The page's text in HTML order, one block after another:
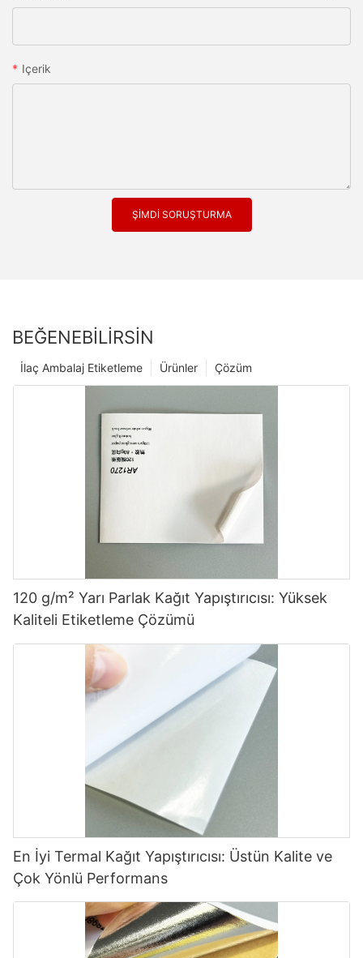
Içerik
ŞIMDI SORUŞTURMA
BEĞENEBILIRSIN
Çözüm
Ürünler
İlaç Ambalaj Etiketleme
120 g/m² Yarı Parlak Kağıt Yapıştırıcısı: Yüksek
Kaliteli Etiketleme Çözümü
En İyi Termal Kağıt Yapıştırıcısı: Üstün Kalite ve
Çok Yönlü Performans